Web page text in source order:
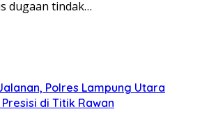
dugaan tindak…
Polres Lampung Utara
di Titik Rawan